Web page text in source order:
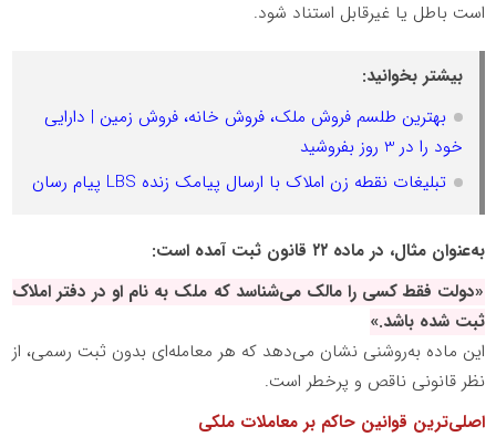
است باطل یا غیرقابل استناد شود.
بیشتر بخوانید:
بهترین طلسم فروش ملک، فروش خانه، فروش زمین | دارایی
خود را در 3 روز بفروشید
تبلیغات نقطه زن املاک با ارسال پیامک زنده LBS پیام رسان
به‌عنوان مثال، در ماده۲۲ قانون ثبت آمده است:
«دولت فقط کسی را مالک می‌شناسد که ملک به نام او در دفتر املاک
ثبت شده باشد.»
این ماده به‌روشنی نشان می‌دهد که هر معامله‌ای بدون ثبت رسمی، از
نظر قانونی ناقص و پرخطر است.
اصلی‌ترین قوانین حاکم بر معاملات ملکی